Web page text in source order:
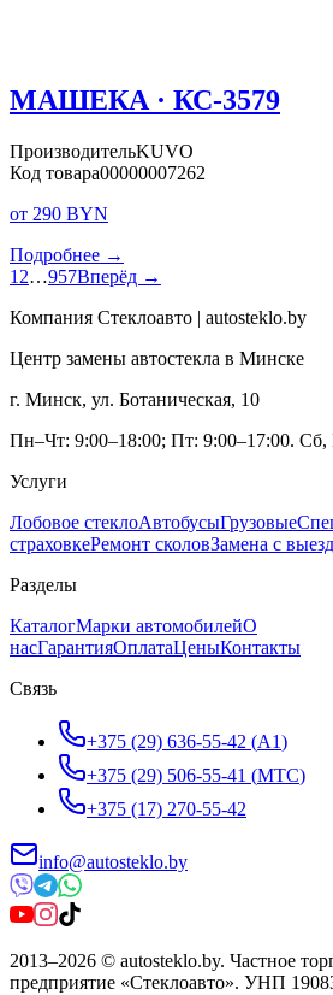
МАШЕКА · КС-3579
ПроизводительKUVO
Код товара00000007262
от 290 BYN
Подробнее →
1 2…957Вперёд →
Компания Стеклоавто | autosteklo.by
Центр замены автостекла в Минске
г. Минск, ул. Ботаническая, 10
Пн–Чт: 9:00–18:00; Пт: 9:00–17:00.
Услуги
Лобовое стеклоАвтобусыГрузовые
страховкеРемонт сколовЗамена с
Разделы
КаталогМарки автомобилейО
насГарантияОплатаЦеныКонтакты
Связь
+375 (29) 636-55-42 (A1)
+375 (29) 506-55-41 (МТС)
+375 (17) 270-55-42
info@autosteklo.by
2013–2026 © autosteklo.by. Частное
предприятие «Стеклоавто». УНП